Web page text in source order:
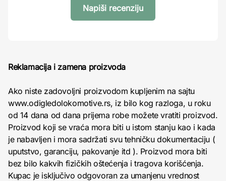
Napiši recenziju
Reklamacija i zamena proizvoda
Ako niste zadovoljni proizvodom kupljenim na sajtu
www.odigledolokomotive.rs, iz bilo kog razloga, u roku
od 14 dana od dana prijema robe možete vratiti proizvod.
Proizvod koji se vraća mora biti u istom stanju kao i kada
je nabavljen i mora sadržati svu tehničku dokumentaciju (
uputstvo, garanciju, pakovanje itd ). Proizvod mora biti
bez bilo kakvih fizičkih oštećenja i tragova korišćenja.
Kupac je isključivo odgovoran za umanjenu vrednost